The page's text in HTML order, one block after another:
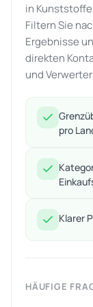
in
Filtern Sie
Ergebnisse
direkten
und
pro
Klarer
HÄUFIGE